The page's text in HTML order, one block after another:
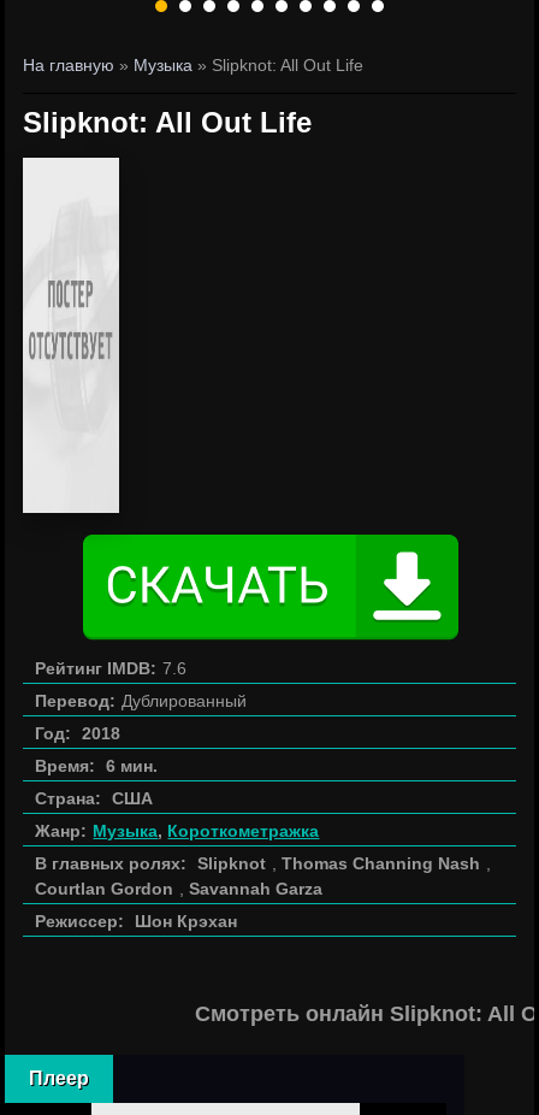
На главную » Музыка » Slipknot: All Out Life
Slipknot: All Out Life
Рейтинг IMDB: 7.6
Перевод: Дублированный
Год:
2018
Время:
6 мин.
Страна:
США
Жанр: Музыка, Короткометражка
В главных ролях:
Slipknot ,Thomas Channing Nash
Courtlan Gordon
,Savannah Garza
Режиссер:
Шон Крэхан
Смотреть онлайн Slipknot: All
Плеер